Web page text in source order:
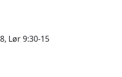
Lør 9:30-15